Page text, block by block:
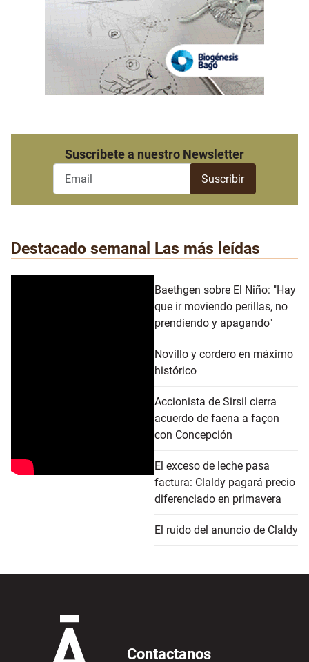
Suscribete a nuestro Newsletter
Destacado semanal Las más leídas
Baethgen sobre El Niño: "Hay
que ir moviendo perillas, no
prendiendo y apagando"
Novillo y cordero en máximo
histórico
Accionista de Sirsil cierra
acuerdo de faena a façon
con Concepción
El exceso de leche pasa
factura: Claldy pagará precio
diferenciado en primavera
El ruido del anuncio de Claldy
Contactanos